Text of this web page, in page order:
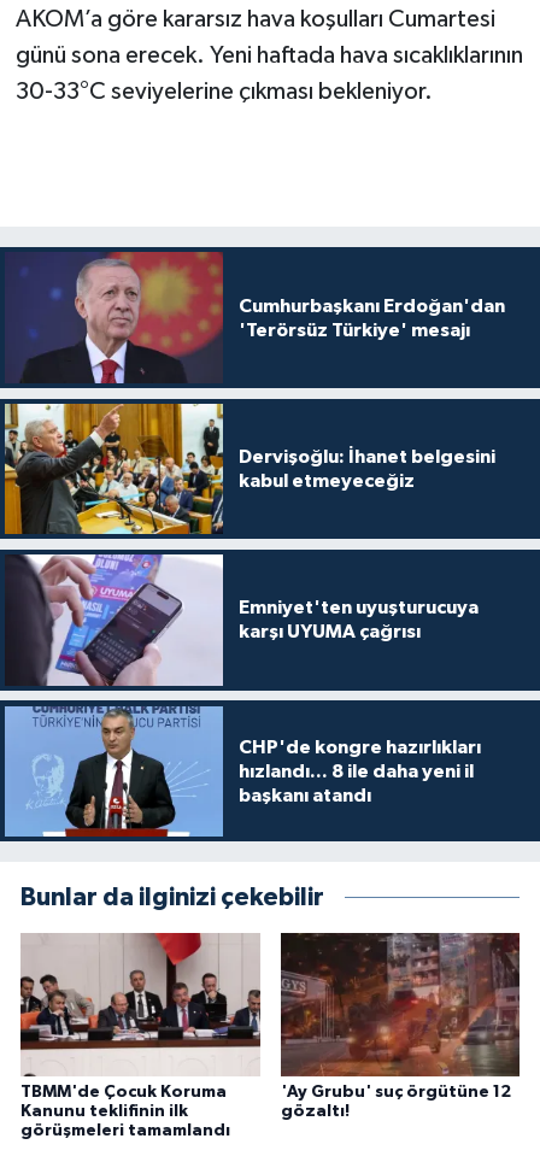
AKOM’a göre kararsız hava koşulları Cumartesi
günü sona erecek. Yeni haftada hava sıcaklıklarının
30-33°C seviyelerine çıkması bekleniyor.
Cumhurbaşkanı Erdoğan'dan
'Terörsüz Türkiye' mesajı
Dervişoğlu: İhanet belgesini
kabul etmeyeceğiz
Emniyet'ten uyuşturucuya
karşı UYUMA çağrısı
CHP'de kongre hazırlıkları
hızlandı... 8 ile daha yeni il
başkanı atandı
Bunlar da ilginizi çekebilir
TBMM'de Çocuk Koruma
Kanunu teklifinin ilk
görüşmeleri tamamlandı
'Ay Grubu' suç örgütüne 12
gözaltı!